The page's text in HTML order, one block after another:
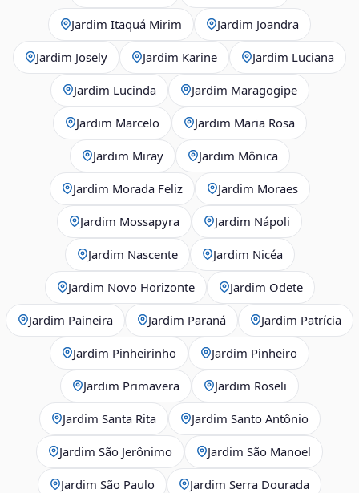
Jardim Itaquá Mirim Jardim Joandra
Jardim Josely Jardim Karine Jardim Luciana
Jardim Lucinda Jardim Maragogipe
Jardim Marcelo Jardim Maria Rosa
Jardim Miray Jardim Mônica
Jardim Morada Feliz Jardim Moraes
Jardim Mossapyra Jardim Nápoli
Jardim Nascente Jardim Nicéa
Jardim Novo Horizonte Jardim Odete
Jardim Paineira Jardim Paraná Jardim Patrícia
Jardim Pinheirinho Jardim Pinheiro
Jardim Primavera Jardim Roseli
Jardim Santa Rita Jardim Santo Antônio
Jardim São Jerônimo Jardim São Manoel
Jardim São Paulo Jardim Serra Dourada